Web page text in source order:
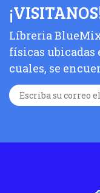
Líbreria
físicas ubicadas
cuales, se